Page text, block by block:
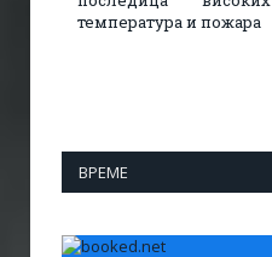
температура и пожара​
ВРЕМЕ